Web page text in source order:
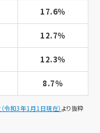
17.6％
12.7％
12.3％
8.7％
令和3年1月1日現在） より抜粋